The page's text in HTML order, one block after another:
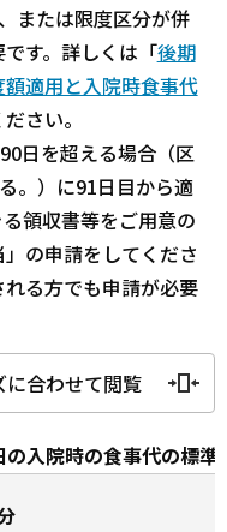
または限度区分が併
す。詳しくは「後期
適用と入院時食事代
さい。
日を超える場合（区
。）に91日目から適
領収書等をご用意の
の申請をしてくださ
る方でも申請が必要
に合わせて閲覧
入院時の食事代の標準